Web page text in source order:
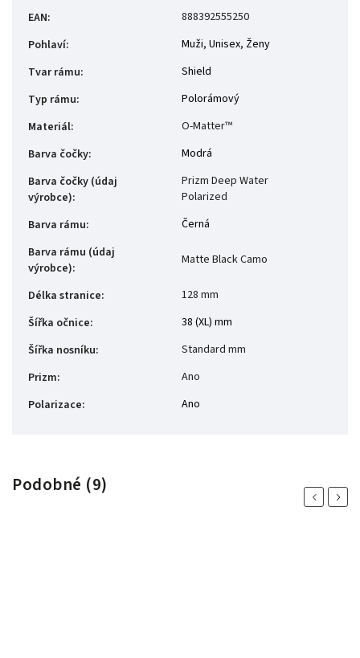
EAN:
888392555250
Pohlaví: Muži, Unisex, Ženy
Tvar rámu:
Shield
Typ rámu:
Polorámový
Materiál:
O-Matter™
Barva čočky:
Modrá
Barva čočky (údaj
výrobce):
Prizm Deep Water
Polarized
Barva rámu:
Černá
Barva rámu (údaj
výrobce):
Matte Black Camo
Délka stranice:
128 mm
Šířka očnice:
38 (XL) mm
Šířka nosníku:
Standard mm
Prizm:
Ano
Polarizace: Ano
Podobné (9)
PreviousNext